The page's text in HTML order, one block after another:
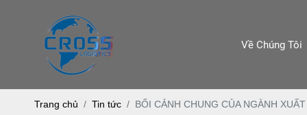
Về Chúng Tôi
Trang chủ Tin tức BỐI CẢNH CHUNG CỦA NGÀNH